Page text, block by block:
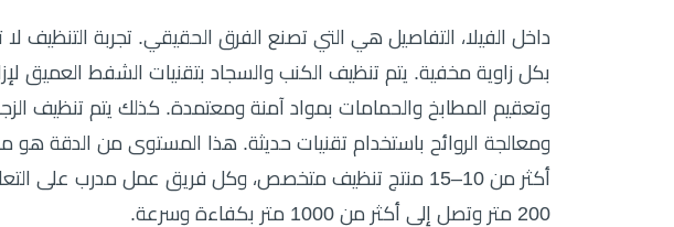
داخل الفيلا، التفاصيل هي التي تصنع الفرق الحقيقي. تجربة التنظيف
بكل زاوية مخفية. يتم تنظيف الكنب والسجاد بتقنيات الشفط العميق
وتعقيم المطابخ والحمامات بمواد آمنة ومعتمدة. كذلك يتم تنظيف
ومعالجة الروائح باستخدام تقنيات حديثة. هذا المستوى من الدقة هو
أكثر من 10–15 منتج تنظيف متخصص، وكل فريق عمل مدرب على
200 متر وتصل إلى أكثر من 1000 متر بكفاءة وسرعة.